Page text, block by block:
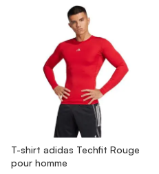
T-shirt adidas Techfit Rouge
pour homme